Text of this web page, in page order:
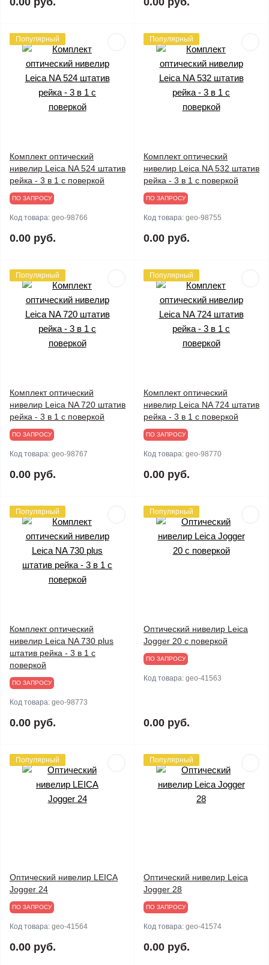
Популярный
Комплект оптический
нивелир Leica NA 524 штатив
рейка - 3 в 1 с поверкой
ПО ЗАПРОСУ
Код товара: geo-98766
0.00 руб.
Популярный
Комплект оптический
нивелир Leica NA 532 штатив
рейка - 3 в 1 с поверкой
ПО ЗАПРОСУ
Код товара: geo-98755
0.00 руб.
Популярный
Комплект оптический
нивелир Leica NA 720 штатив
рейка - 3 в 1 с поверкой
ПО ЗАПРОСУ
Код товара: geo-98767
0.00 руб.
Популярный
Комплект оптический
нивелир Leica NA 724 штатив
рейка - 3 в 1 с поверкой
ПО ЗАПРОСУ
Код товара: geo-98770
0.00 руб.
Популярный
Комплект оптический
нивелир Leica NA 730 plus
штатив рейка - 3 в 1 с
поверкой
ПО ЗАПРОСУ
Код товара: geo-98773
0.00 руб.
Популярный
Оптический нивелир Leica
Jogger 20 с поверкой
ПО ЗАПРОСУ
Код товара: geo-41563
0.00 руб.
Популярный
Оптический нивелир LEICA
Jogger 24
ПО ЗАПРОСУ
Код товара: geo-41564
0.00 руб.
Популярный
Оптический нивелир Leica
Jogger 28
ПО ЗАПРОСУ
Код товара: geo-41574
0.00 руб.